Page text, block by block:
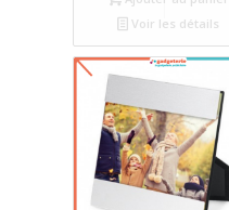
Voir les détails